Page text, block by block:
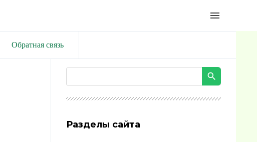
menu
Обратная связь
Разделы сайта